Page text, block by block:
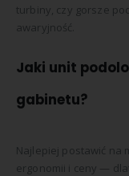
turbiny, czy gorsze
awaryjność.
Jaki unit
gabinetu?
Najlepiej postawić na
ergonomii i ceny —